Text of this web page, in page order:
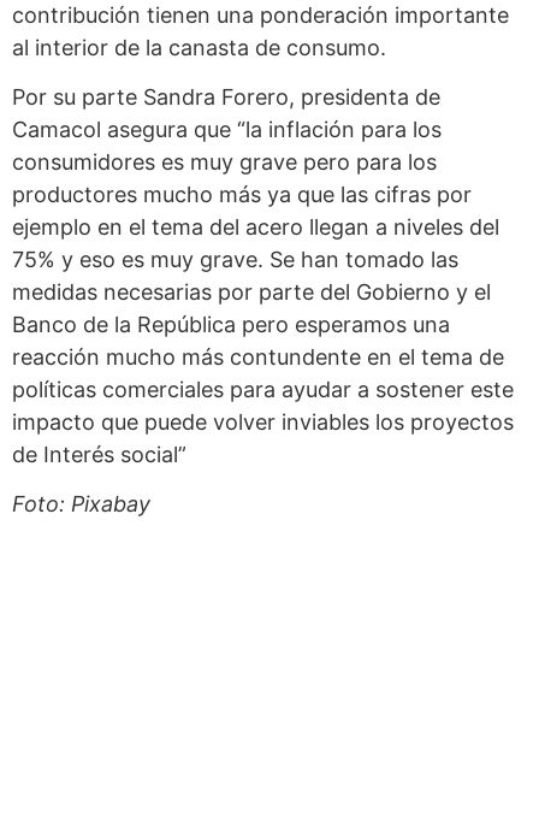
contribución tienen una ponderación importante
al interior de la canasta de consumo.
Por su parte Sandra Forero, presidenta de
Camacol asegura que “la inflación para los
consumidores es muy grave pero para los
productores mucho más ya que las cifras por
ejemplo en el tema del acero llegan a niveles del
75% y eso es muy grave. Se han tomado las
medidas necesarias por parte del Gobierno y el
Banco de la República pero esperamos una
reacción mucho más contundente en el tema de
políticas comerciales para ayudar a sostener este
impacto que puede volver inviables los proyectos
de Interés social”
Foto: Pixabay